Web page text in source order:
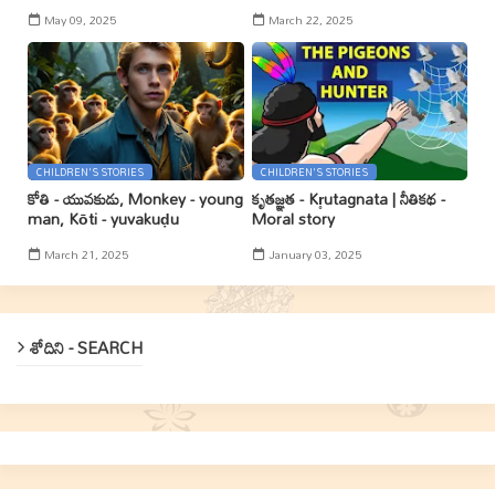
May 09, 2025 March 22, 2025
CHILDREN'S STORIES
కోతి - యువకుడు, Monkey - young
man, Kōti - yuvakuḍu
March 21, 2025
CHILDREN'S STORIES
కృతజ్ఞత - Kr̥utagnata | నీతికథ -
Moral story
January 03, 2025
శోదిని - SEARCH